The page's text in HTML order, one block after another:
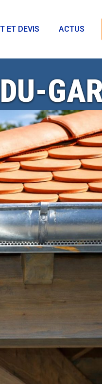
ET DEVIS ACTUS